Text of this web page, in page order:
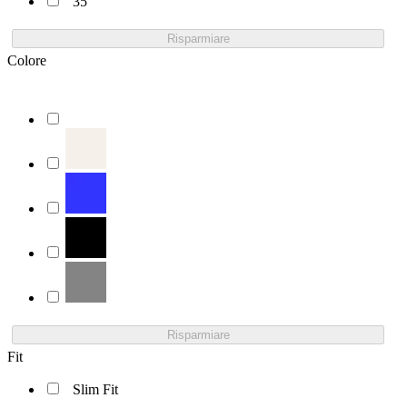
Risparmiare
Colore
Risparmiare
Fit
Slim Fit